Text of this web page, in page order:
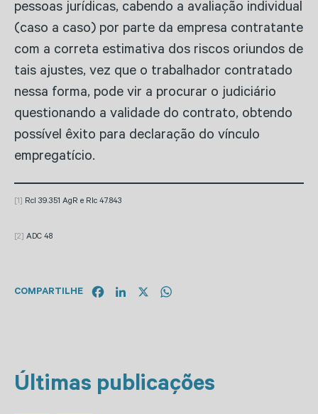
pessoas jurídicas, cabendo a avaliação individual
(caso a caso) por parte da empresa contratante
com a correta estimativa dos riscos oriundos de
tais ajustes, vez que o trabalhador contratado
nessa forma, pode vir a procurar o judiciário
questionando a validade do contrato, obtendo
possível êxito para declaração do vínculo
empregatício.
[1] Rcl 39.351 AgR e Rlc 47.843
[2] ADC 48
COMPARTILHE FacebookLinkedIn
Últimas publicações